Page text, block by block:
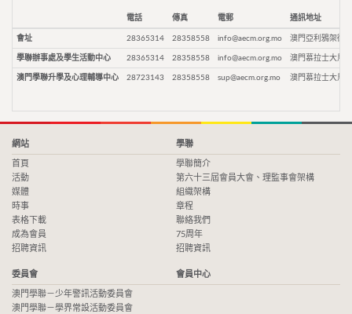
電話 傳真 電郵 通訊地址
會址 28365314 28358558 info@aecm.org.mo 澳門亞利鴉架街9
學聯辦事處及學生活動中心 28365314 28358558 info@aecm.org.mo 澳門慕拉士大馬
澳門學聯升學及心理輔導中心 28723143 28358558 sup@aecm.org.mo 澳門慕拉士大馬
網站
首頁
活動
媒體
時事
表格下載
成為會員
招聘資訊
學聯
學聯簡介
第六十三屆會員大會、理監事會架構
組織架構
章程
聯絡我們
75周年
招聘資訊
委員會
澳門學聯－少年警訊活動委員會
澳門學聯－學界常設活動委員會
會員中心